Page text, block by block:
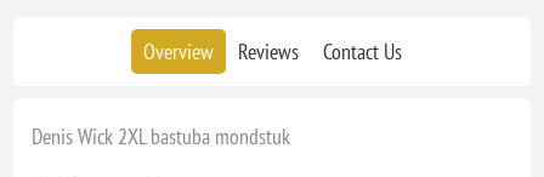
Overview Reviews Contact Us
Denis Wick 2XL bastuba mondstuk